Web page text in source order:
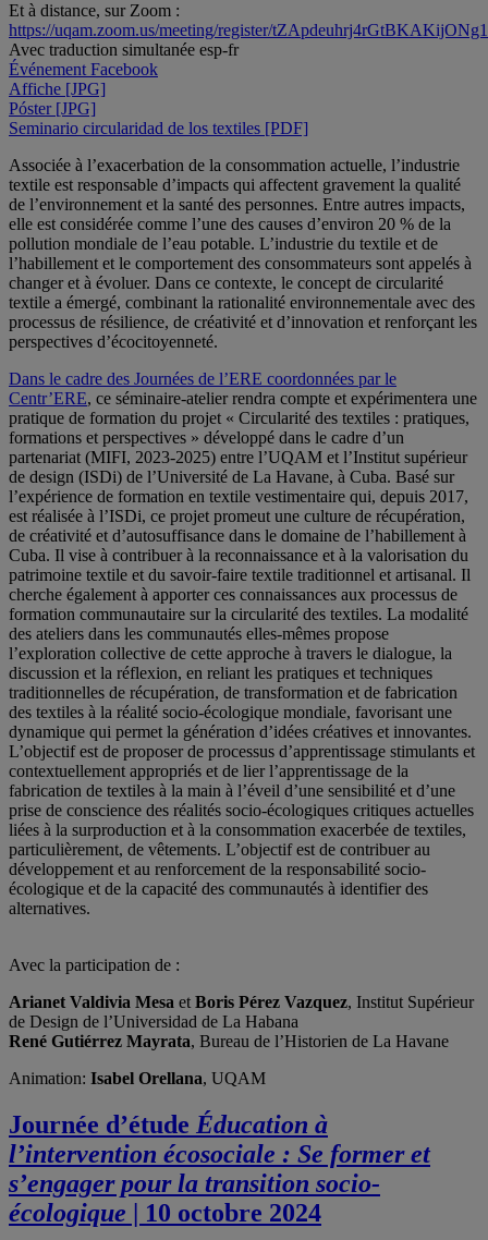
Et à distance, sur Zoom :
https://uqam.zoom.us/meeting/register/
Avec traduction simultanée esp-fr
Événement Facebook
Affiche [JPG]
Póster [JPG]
Seminario circularidad de los textiles [PDF]
Associée à l’exacerbation de la consommation actuelle, l’industrie
textile est responsable d’impacts qui affectent gravement la qualité
de l’environnement et la santé des personnes. Entre autres impacts,
elle est considérée comme l’une des causes d’environ 20 % de la
pollution mondiale de l’eau potable. L’industrie du textile et de
l’habillement et le comportement des consommateurs sont appelés à
changer et à évoluer. Dans ce contexte, le concept de circularité
textile a émergé, combinant la rationalité environnementale avec des
processus de résilience, de créativité et d’innovation et renforçant les
perspectives d’écocitoyenneté.
Dans le cadre des Journées de l’ERE coordonnées par le
Centr’ERE, ce séminaire-atelier rendra compte et expérimentera une
pratique de formation du projet « Circularité des textiles : pratiques,
formations et perspectives » développé dans le cadre d’un
partenariat (MIFI, 2023-2025) entre l’UQAM et l’Institut supérieur
de design (ISDi) de l’Université de La Havane, à Cuba. Basé sur
l’expérience de formation en textile vestimentaire qui, depuis 2017,
est réalisée à l’ISDi, ce projet promeut une culture de récupération,
de créativité et d’autosuffisance dans le domaine de l’habillement à
Cuba. Il vise à contribuer à la reconnaissance et à la valorisation du
patrimoine textile et du savoir-faire textile traditionnel et artisanal. Il
cherche également à apporter ces connaissances aux processus de
formation communautaire sur la circularité des textiles. La modalité
des ateliers dans les communautés elles-mêmes propose
l’exploration collective de cette approche à travers le dialogue, la
discussion et la réflexion, en reliant les pratiques et techniques
traditionnelles de récupération, de transformation et de fabrication
des textiles à la réalité socio-écologique mondiale, favorisant une
dynamique qui permet la génération d’idées créatives et innovantes.
L’objectif est de proposer de processus d’apprentissage stimulants et
contextuellement appropriés et de lier l’apprentissage de la
fabrication de textiles à la main à l’éveil d’une sensibilité et d’une
prise de conscience des réalités socio-écologiques critiques actuelles
liées à la surproduction et à la consommation exacerbée de textiles,
particulièrement, de vêtements. L’objectif est de contribuer au
développement et au renforcement de la responsabilité socio-
écologique et de la capacité des communautés à identifier des
alternatives.
Avec la participation de :
Arianet Valdivia Mesa et Boris Pérez Vazquez, Institut Supérieur
de Design de l’Universidad de La Habana
René Gutiérrez Mayrata, Bureau de l’Historien de La Havane
Animation: Isabel Orellana, UQAM
Journée d’étude Éducation à
l’intervention écosociale : Se former et
s’engager pour la transition socio-
écologique | 10 octobre 2024